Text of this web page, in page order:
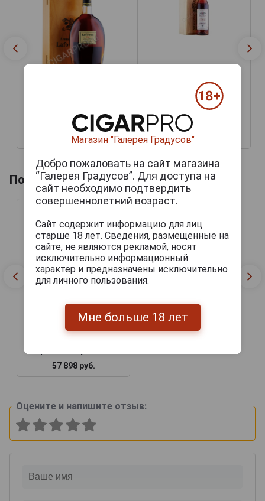
Легран 1965г 0.7л в
деревянной упаковке
53 478 руб.
years Арманьяк Барон Г
Легран 1965г 0.7л в
деревянной упаковке
58 333 руб.
Похожие напитки по году производства
Baron G Legrand 1965
years Арманьяк Барон Г
57 898 руб.
Оцените и напишите отзыв:
Магазин "Галерея Градусов"
Добро пожаловать на сайт магазина
“Галерея Градусов”. Для доступа на
сайт необходимо подтвердить
совершеннолетний возраст.
Сайт содержит информацию для лиц
старше 18 лет. Сведения, размещенные на
сайте, не являются рекламой, носят
исключительно информационный
характер и предназначены исключительно
для личного пользования.
Мне больше 18 лет